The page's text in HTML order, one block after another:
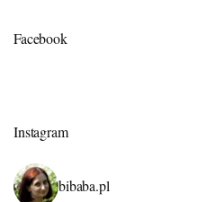
Facebook
Instagram
bibaba.pl